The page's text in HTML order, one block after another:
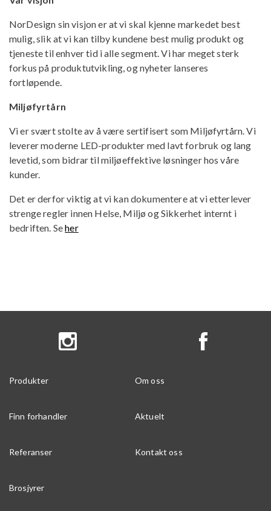
NorDesign sin visjon er at vi skal kjenne markedet best
mulig, slik at vi kan tilby kundene best mulig produkt og
tjeneste til enhver tid i alle segment. Vi har meget sterk
forkus på produktutvikling, og nyheter lanseres
fortløpende.
Miljøfyrtårn
Vi er svært stolte av å være sertifisert som Miljøfyrtårn. Vi
leverer moderne LED-produkter med lavt forbruk og lang
levetid, som bidrar til miljøeffektive løsninger hos våre
kunder.
Det er derfor viktig at vi kan dokumentere at vi etterlever
strenge regler innen Helse, Miljø og Sikkerhet internt i
bedriften. Seher
Produkter Om oss
Finn forhandler Aktuelt
Referanser Kontakt oss
Brosjyrer